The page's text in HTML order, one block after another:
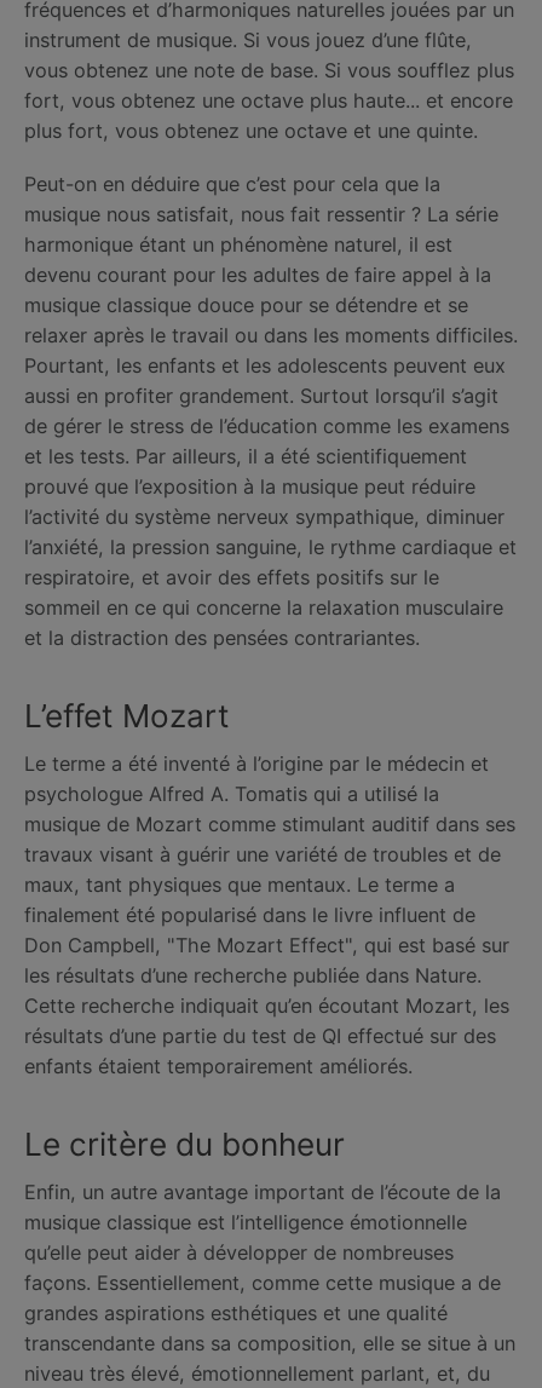
fréquences et d’harmoniques naturelles jouées par un
instrument de musique. Si vous jouez d’une flûte,
vous obtenez une note de base. Si vous soufflez plus
fort, vous obtenez une octave plus haute... et encore
plus fort, vous obtenez une octave et une quinte.
Peut-on en déduire que c’est pour cela que la
musique nous satisfait, nous fait ressentir ? La série
harmonique étant un phénomène naturel, il est
devenu courant pour les adultes de faire appel à la
musique classique douce pour se détendre et se
relaxer après le travail ou dans les moments difficiles.
Pourtant, les enfants et les adolescents peuvent eux
aussi en profiter grandement. Surtout lorsqu’il s’agit
de gérer le stress de l’éducation comme les examens
et les tests. Par ailleurs, il a été scientifiquement
prouvé que l’exposition à la musique peut réduire
l’activité du système nerveux sympathique, diminuer
l’anxiété, la pression sanguine, le rythme cardiaque et
respiratoire, et avoir des effets positifs sur le
sommeil en ce qui concerne la relaxation musculaire
et la distraction des pensées contrariantes.
L’effet Mozart
Le terme a été inventé à l’origine par le médecin et
psychologue Alfred A. Tomatis qui a utilisé la
musique de Mozart comme stimulant auditif dans ses
travaux visant à guérir une variété de troubles et de
maux, tant physiques que mentaux. Le terme a
finalement été popularisé dans le livre influent de
Don Campbell, "The Mozart Effect", qui est basé sur
les résultats d’une recherche publiée dans Nature.
Cette recherche indiquait qu’en écoutant Mozart, les
résultats d’une partie du test de QI effectué sur des
enfants étaient temporairement améliorés.
Le critère du bonheur
Enfin, un autre avantage important de l’écoute de la
musique classique est l’intelligence émotionnelle
qu’elle peut aider à développer de nombreuses
façons. Essentiellement, comme cette musique a de
grandes aspirations esthétiques et une qualité
transcendante dans sa composition, elle se situe à un
niveau très élevé, émotionnellement parlant, et, du